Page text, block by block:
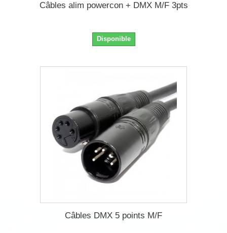
Câbles alim powercon + DMX M/F 3pts
Disponible
Câbles DMX 5 points M/F